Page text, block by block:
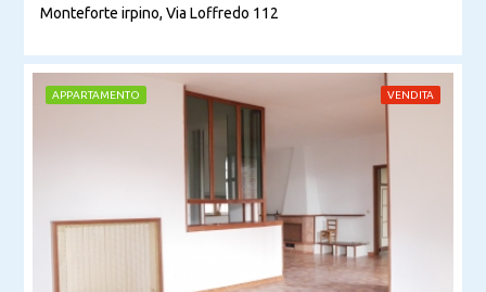
Monteforte irpino, Via Loffredo 112
APPARTAMENTO VENDITA